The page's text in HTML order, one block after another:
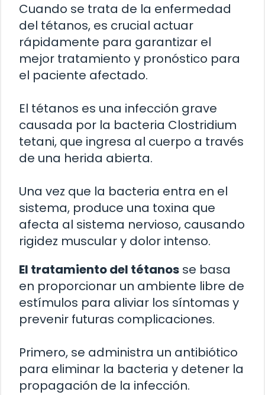
Cuando se trata de la enfermedad
del tétanos, es crucial actuar
rápidamente para garantizar el
mejor tratamiento y pronóstico para
el paciente afectado.
El tétanos es una infección grave
causada por la bacteria Clostridium
tetani, que ingresa al cuerpo a través
de una herida abierta.
Una vez que la bacteria entra en el
sistema, produce una toxina que
afecta al sistema nervioso, causando
rigidez muscular y dolor intenso.
El tratamiento del tétanos se basa
en proporcionar un ambiente libre de
estímulos para aliviar los síntomas y
prevenir futuras complicaciones.
Primero, se administra un antibiótico
para eliminar la bacteria y detener la
propagación de la infección.